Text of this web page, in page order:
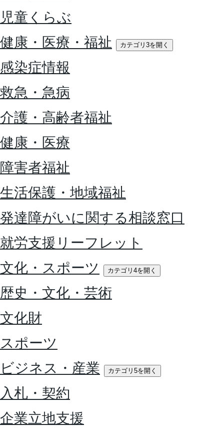
児童くらぶ
健康・医療・福祉
カテゴリ3を開く
感染症情報
救急・急病
介護・高齢者福祉
健康・医療
障害者福祉
生活保護・地域福祉
発達障がいに関する相談窓口
就労支援リーフレット
文化・スポーツ
カテゴリ4を開く
歴史・文化・芸術
文化財
スポーツ
ビジネス・産業
カテゴリ5を開く
入札・契約
企業立地支援